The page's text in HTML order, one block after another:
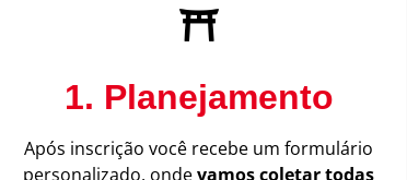
1. Planejamento
Após inscrição você recebe um formulário
personalizado, ondevamos coletar todas